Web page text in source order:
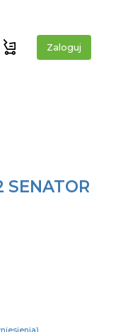
Zaloguj